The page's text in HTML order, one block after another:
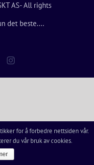
AS- All rights
det beste....
Instagram
for å forbedre nettsiden vår.
du vår bruk av cookies.